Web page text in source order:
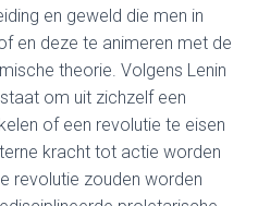
en geweld die men in
en deze te animeren met de
theorie. Volgens Lenin
om uit zichzelf een
of een revolutie te eisen
kracht tot actie worden
revolutie zouden worden